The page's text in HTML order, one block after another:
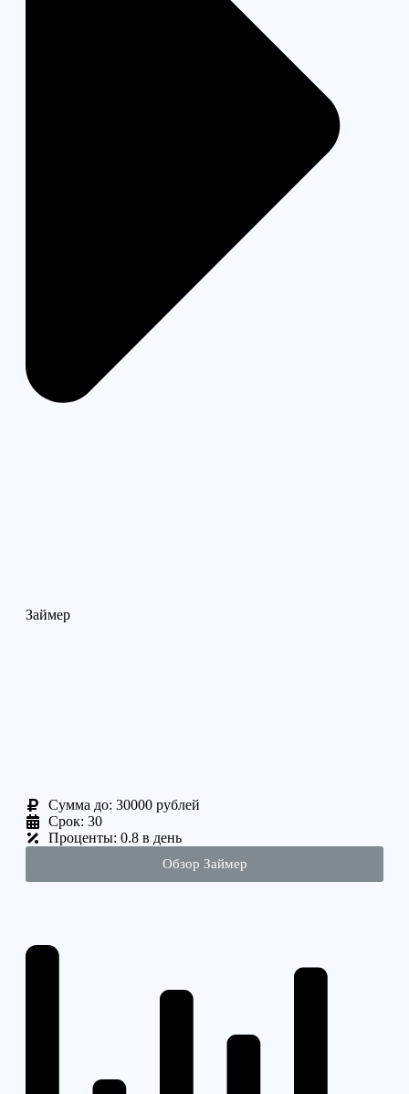
Займер
Cумма до: 30000 рублей
Срок: 30
Проценты: 0.8 в день
Обзор Займер